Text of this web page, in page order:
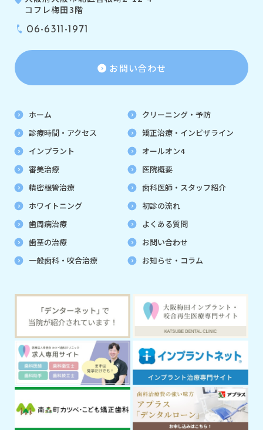
コフレ梅田3階
06-6311-1971
お問い合わせ
ホーム
診療時間・アクセス
インプラント
審美治療
精密根管治療
ホワイトニング
歯周病治療
歯茎の治療
一般歯科・咬合治療
クリーニング・予防
矯正治療・インビザライン
オールオン4
医院概要
歯科医師・スタッフ紹介
初診の流れ
よくある質問
お問い合わせ
お知らせ・コラム